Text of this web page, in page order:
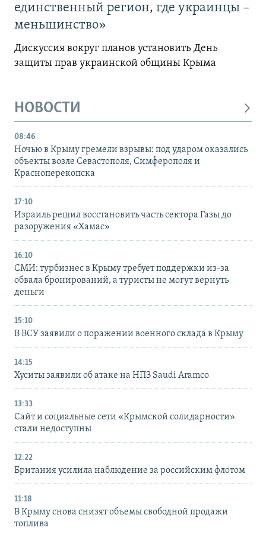
единственный регион, где украинцы –
меньшинство»
Дискуссия вокруг планов установить День
защиты прав украинской общины Крыма
НОВОСТИ
08:46
Ночью в Крыму гремели взрывы: под ударом оказались
объекты возле Севастополя, Симферополя и
Красноперекопска
17:10
Израиль решил восстановить часть сектора Газы до
разоружения «Хамас»
16:10
СМИ: турбизнес в Крыму требует поддержки из-за
обвала бронирований, а туристы не могут вернуть
деньги
15:10
В ВСУ заявили о поражении военного склада в Крыму
14:15
Хуситы заявили об атаке на НПЗ Saudi Aramco
13:33
Сайт и социальные сети «Крымской солидарности»
стали недоступны
12:22
Британия усилила наблюдение за российским флотом
11:18
В Крыму снова снизят объемы свободной продажи
топлива